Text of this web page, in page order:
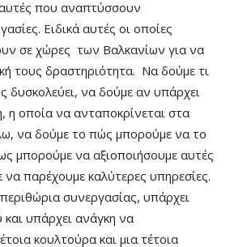
αυτές που αναπτύσσουν
Ειδικά αυτές οι οποίες
σε χώρες των Βαλκανίων για να
τους δραστηριότητα. Να δούμε τι
δυσκολεύει, να δούμε αν υπάρχει
η οποία να ανταποκρίνεται στα
να δούμε το πώς μπορούμε να το
μπορούμε να αξιοποιήσουμε αυτές
να παρέχουμε καλύτερες υπηρεσίες.
συνεργασίας, υπάρχει
υπάρχει ανάγκη να
κουλτούρα και μια τέτοια